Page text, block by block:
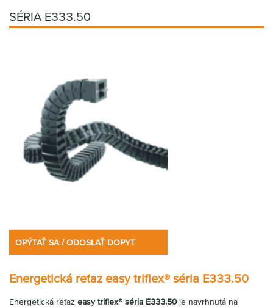
Kontakty
Priemyselný park HENNLICH
Partner Zone
SÉRIA E333.50
OPÝTAŤ SA / ODOSLAŤ DOPYT
Energetická reťaz easy triflex® séria E333.50
Energetická reťaz easy triflex® séria E333.50je navrhnutá na